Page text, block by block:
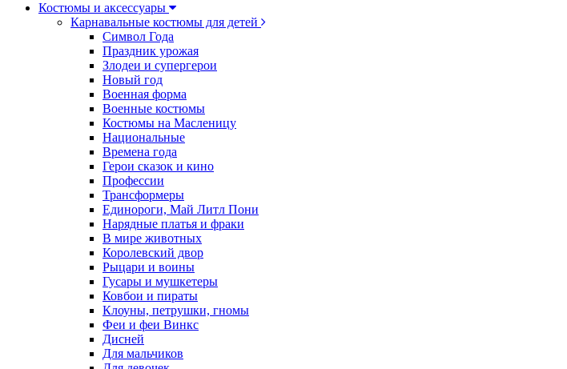
Костюмы и аксессуары
Карнавальные костюмы для детей
Символ Года
Праздник урожая
Злодеи и супергерои
Новый год
Военная форма
Военные костюмы
Костюмы на Масленицу
Национальные
Времена года
Герои сказок и кино
Профессии
Трансформеры
Единороги, Май Литл Пони
Нарядные платья и фраки
В мире животных
Королевский двор
Рыцари и воины
Гусары и мушкетеры
Ковбои и пираты
Клоуны, петрушки, гномы
Феи и феи Винкс
Дисней
Для мальчиков